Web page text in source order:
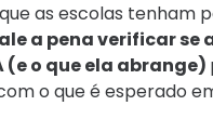
as escolas tenham
a pena verificar se
o que ela abrange)
o que é esperado